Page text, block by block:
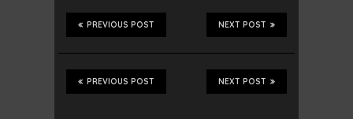
NEXT POST
PREVIOUS POST
NEXT POST
PREVIOUS POST